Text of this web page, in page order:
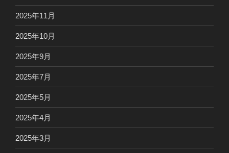
2025年11月
2025年10月
2025年9月
2025年7月
2025年5月
2025年4月
2025年3月